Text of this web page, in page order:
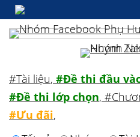
#Tài liệu, #Đề thi đầu
#Đề thi lớp chọn,
#Ưu đãi,